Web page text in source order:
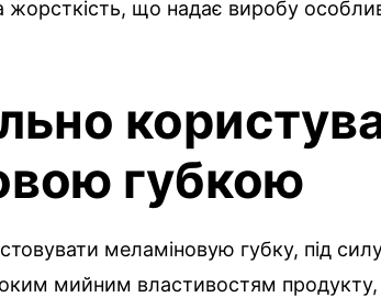
жорсткість, що надає виробу
губкою
меламіновую губку, під
мийним властивостям продукту,